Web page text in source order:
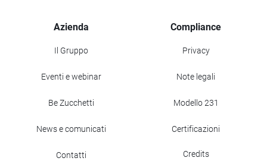
Azienda
Il Gruppo
Eventi e webinar
Be Zucchetti
News e comunicati
Contatti
Compliance
Privacy
Note legali
Modello 231
Certificazioni
Credits